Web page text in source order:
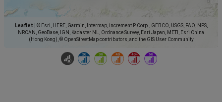
Leaflet
© Esri, HERE, Garmin, Intermap, increment P Corp., GEBCO, USGS, FAO, NPS,
NRCAN, GeoBase, IGN, Kadaster NL, Ordnance Survey, Esri Japan, METI, Esri China
(Hong Kong), © OpenStreetMap contributors, and the GIS User Community